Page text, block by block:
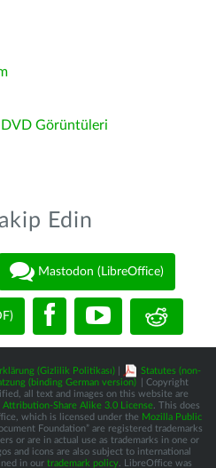
DVD Görüntüleri
Edin
Mastodon (LibreOffice)
(Gizlilik Politikası)
Statutes (non-
(binding German version)
| Copyright
all text and images on this website are
Attribution-Share Alike 3.0 License. This does
which is licensed under the Mozilla Public
Foundation” are registered trademarks
or are in actual use as trademarks in one or
and icons are also subject to international
in our trademark policy. LibreOffice was